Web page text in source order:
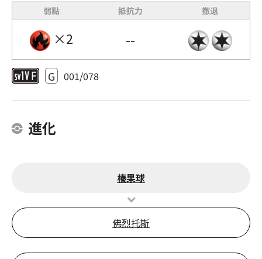
弱點 抵抗力 撤退
×2 --
G 001/078
進化
榛果球
佛烈托斯